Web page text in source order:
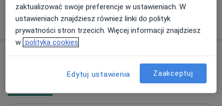
W jaki sposób ustalane są ceny?
Online Adres 2
zaktualizować swoje preferencje w ustawieniach. W
ustawieniach znajdziesz również linki do polityk
prywatności stron trzecich. Więcej informacji znajdziesz
w polityka cookies
Edytuj ustawienia Zaakceptuj